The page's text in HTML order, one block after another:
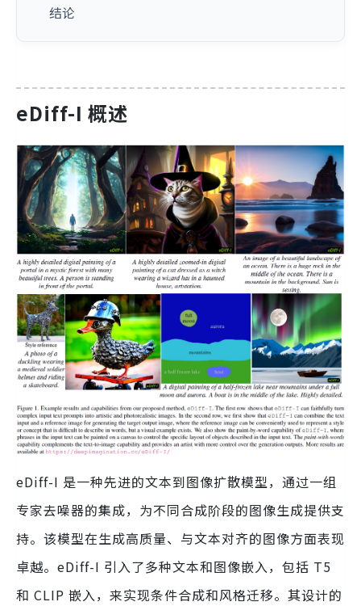
结论
eDiff-I 概述
eDiff-I 是一种先进的文本到图像扩散模型，通过一组
专家去噪器的集成，为不同合成阶段的图像生成提供支
持。该模型在生成高质量、与文本对齐的图像方面表现
卓越。eDiff-I 引入了多种文本和图像嵌入，包括 T5
和 CLIP 嵌入，来实现条件合成和风格迁移。其设计的